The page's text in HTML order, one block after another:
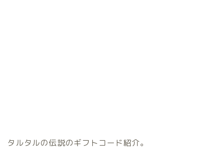
タルタルの伝説のギフトコード紹介。